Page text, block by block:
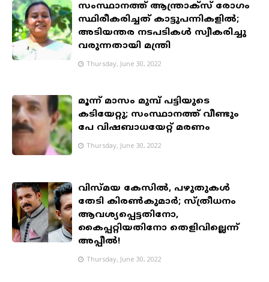
സംസ്ഥാനത്ത് ആന്ത്രാക്‌സ് രോഗം
സ്ഥിരീകരിച്ചത് കാട്ടുപന്നികളില്‍;
അടിയന്തര നടപടികള്‍ സ്വീകരിച്ചു
വരുന്നതായി മന്ത്രി
Thursday, June 30, 2022
മൂന്ന് മാസം മുമ്പ് പട്ടിയുടെ
കടിയേറ്റു; സംസ്ഥാനത്ത് വീണ്ടും
പേ വിഷബാധയേറ്റ് മരണം
Thursday, June 30, 2022
വിസ്മയ കേസില്‍, പഴുതുകൾ
തേടി കിരൺകുമാർ; സ്ത്രീധനം
ആവശ്യപ്പെട്ടതിനോ,
കൈപ്പറ്റിയതിനോ തെളിവില്ലെന്ന്
അപ്പീല്‍!
Thursday, June 30, 2022